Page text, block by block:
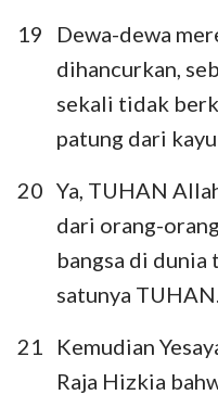
19
Dewa-dewa
dihancurkan,
sekali tidak
patung dari
20 Ya, TUHAN
dari orang-
bangsa di dunia
satunya
21
Kemudian
Raja Hizkia